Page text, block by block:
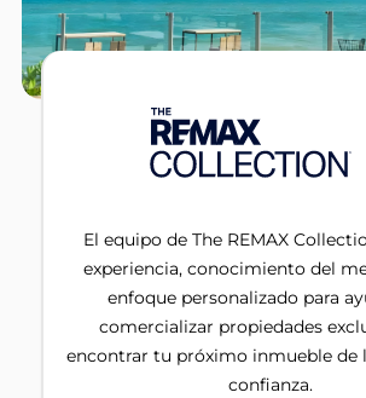
El equipo de The REMAX
experiencia, conocimiento del
enfoque personalizado para
comercializar propiedades
encontrar tu próximo inmueble de
confianza.